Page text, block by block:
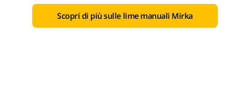
Scopri di più sulle lime manuali Mirka